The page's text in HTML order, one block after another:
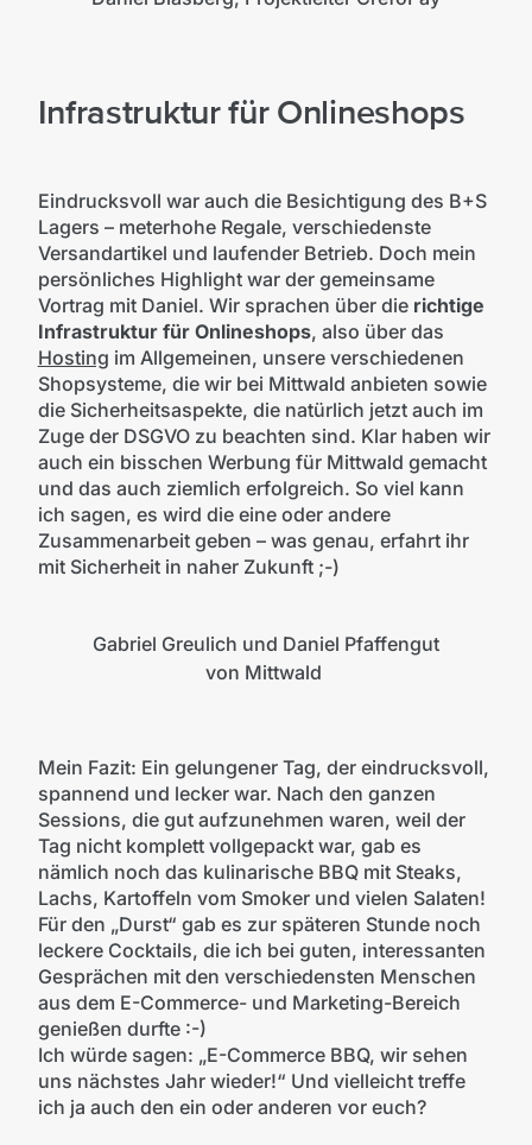
Infrastruktur für Onlineshops
Eindrucksvoll war auch die Besichtigung des B+S
Lagers – meterhohe Regale, verschiedenste
Versandartikel und laufender Betrieb. Doch mein
persönliches Highlight war der gemeinsame
Vortrag mit Daniel. Wir sprachen über die richtige
Infrastruktur für Onlineshops, also über das
Hosting im Allgemeinen, unsere verschiedenen
Shopsysteme, die wir bei Mittwald anbieten sowie
die Sicherheitsaspekte, die natürlich jetzt auch im
Zuge der DSGVO zu beachten sind. Klar haben wir
auch ein bisschen Werbung für Mittwald gemacht
und das auch ziemlich erfolgreich. So viel kann
ich sagen, es wird die eine oder andere
Zusammenarbeit geben – was genau, erfahrt ihr
mit Sicherheit in naher Zukunft ;-)
Gabriel Greulich und Daniel Pfaffengut
von Mittwald
Mein Fazit: Ein gelungener Tag, der eindrucksvoll,
spannend und lecker war. Nach den ganzen
Sessions, die gut aufzunehmen waren, weil der
Tag nicht komplett vollgepackt war, gab es
nämlich noch das kulinarische BBQ mit Steaks,
Lachs, Kartoffeln vom Smoker und vielen Salaten!
Für den „Durst“ gab es zur späteren Stunde noch
leckere Cocktails, die ich bei guten, interessanten
Gesprächen mit den verschiedensten Menschen
aus dem E-Commerce- und Marketing-Bereich
genießen durfte :-)
Ich würde sagen: „E-Commerce BBQ, wir sehen
uns nächstes Jahr wieder!“ Und vielleicht treffe
ich ja auch den ein oder anderen vor euch?